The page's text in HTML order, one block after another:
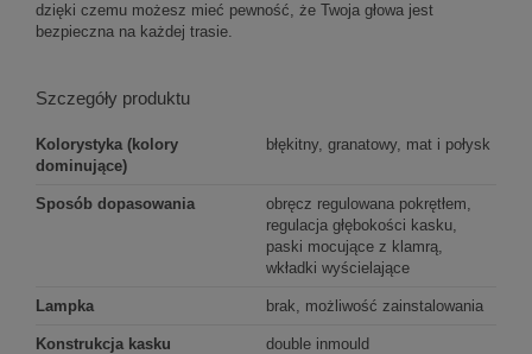
dzięki czemu możesz mieć pewność, że Twoja głowa jest
bezpieczna na każdej trasie.
Szczegóły produktu
Kolorystyka (kolory
dominujące)
błękitny, granatowy, mat i połysk
Sposób dopasowania
obręcz regulowana pokrętłem,
regulacja głębokości kasku,
paski mocujące z klamrą,
wkładki wyścielające
Lampka brak, możliwość zainstalowania
Konstrukcja kasku double inmould